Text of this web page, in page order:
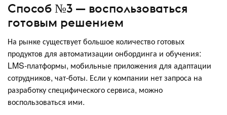
Способ №3 — воспользоваться
готовым решением
На рынке существует большое количество готовых
продуктов для автоматизации онбординга и обучения:
LMS-платформы, мобильные приложения для адаптации
сотрудников, чат-боты. Если у компании нет запроса на
разработку специфического сервиса, можно
воспользоваться ими.